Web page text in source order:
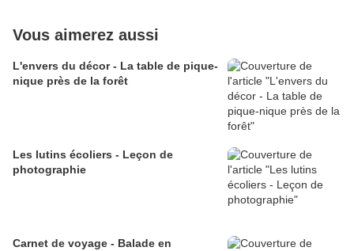
Vous aimerez aussi
L'envers du décor - La table de pique-
nique près de la forêt
Les lutins écoliers - Leçon de
photographie
Carnet de voyage - Balade en